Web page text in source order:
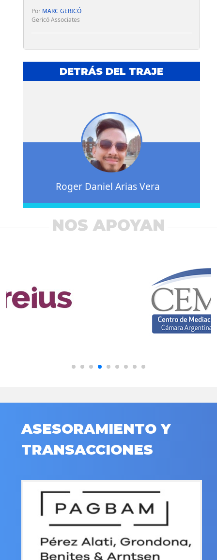
Por MARC GERICÓ
Gericó Associates
DETRÁS DEL TRAJE
Roger Daniel Arias Vera
NOS APOYAN
ASESORAMIENTO Y
TRANSACCIONES